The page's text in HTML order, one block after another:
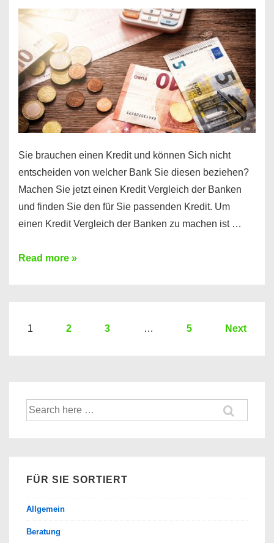
einen
10000
Euro
Kredit
finden
Sie brauchen einen Kredit und können Sich nicht
entscheiden von welcher Bank Sie diesen beziehen?
Machen Sie jetzt einen Kredit Vergleich der Banken
und finden Sie den für Sie passenden Kredit. Um
einen Kredit Vergleich der Banken zu machen ist …
Sie
Hier
Banken
Read more »
Seitennummerierung
1 2 3 … 5 Next
Suche
nach:
FÜR SIE SORTIERT
Allgemein
Beratung